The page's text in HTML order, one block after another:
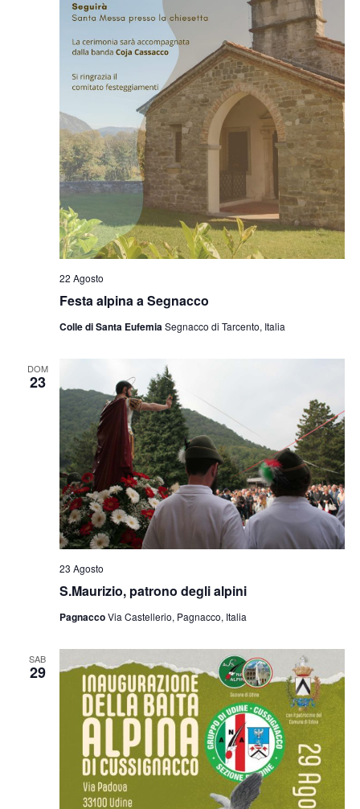
Festa alpina a Segnacco
22 Agosto
Colle di Santa EufemiaSegnacco di Tarcento, Italia
DOM
23
S.Maurizio, patrono degli alpini
23 Agosto
PagnaccoVia Castellerio, Pagnacco, Italia
SAB
29